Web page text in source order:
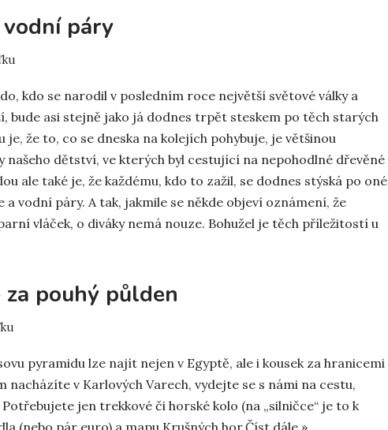
vodní páry
kdo se narodil v posledním roce největší světové války a
bude asi stejně jako já dodnes trpět steskem po těch starých
že to, co se dneska na kolejích pohybuje, je většinou
našeho dětství, ve kterých byl cestující na nepohodlné dřevěné
ale také je, že každému, kdo to zažil, se dodnes stýská po oné
vodní páry. A tak, jakmile se někde objeví oznámení, že
vláček, o diváky nemá nouze. Bohužel je těch příležitostí u
za pouhý půlden
pyramidu lze najít nejen v Egyptě, ale i kousek za hranicemi
nacházíte v Karlových Varech, vydejte se s námi na cestu,
jen trekkové či horské kolo (na „silničce“ je to k
(nebo pár euro) a mapu Krušných hor.Číst dále »